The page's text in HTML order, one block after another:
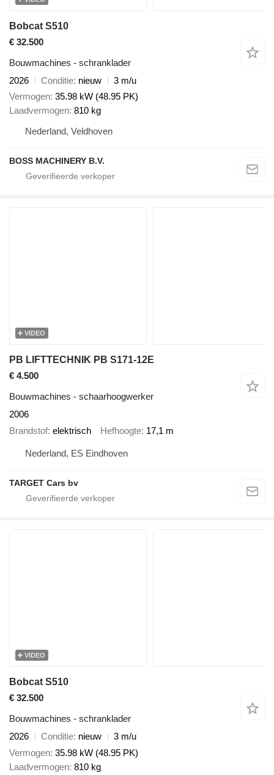
Bobcat S510
€ 32.500
Bouwmachines - schranklader
2026
Conditie nieuw
3 m/u
Vermogen 35.98 kW (48.95 PK)
Laadvermogen 810 kg
Nederland, Veldhoven
BOSS MACHINERY B.V.
VIDEO
PB LIFTTECHNIK PB S171-12E
€ 4.500
Bouwmachines - schaarhoogwerker
2006
Brandstof elektrisch Hefhoogte 17,1 m
Nederland, ES Eindhoven
TARGET Cars bv
VIDEO
Bobcat S510
€ 32.500
Bouwmachines - schranklader
2026
Conditie nieuw
3 m/u
Vermogen 35.98 kW (48.95 PK)
Laadvermogen 810 kg